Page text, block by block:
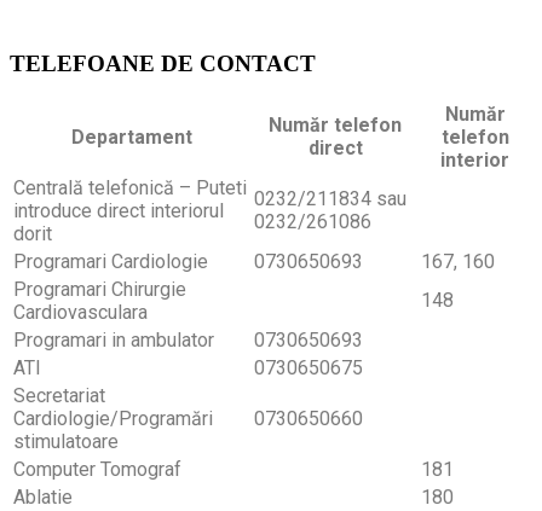
TELEFOANE DE CONTACT
Departament
Număr telefon
direct
Număr
telefon
interior
Centrală telefonică – Puteti
introduce direct interiorul
dorit
0232/211834 sau
0232/261086
Programari Cardiologie
0730650693
167, 160
Programari Chirurgie
Cardiovasculara
148
Programari in ambulator
0730650693
ATI
0730650675
Secretariat
Cardiologie/Programări
stimulatoare
0730650660
Computer Tomograf
181
Ablatie
180